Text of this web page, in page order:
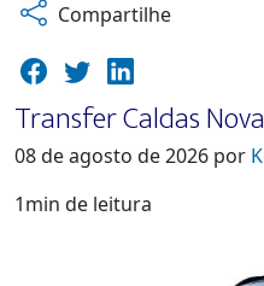
Compartilhe
Transfer Caldas
08 de agosto de 2026 por
1min de leitura